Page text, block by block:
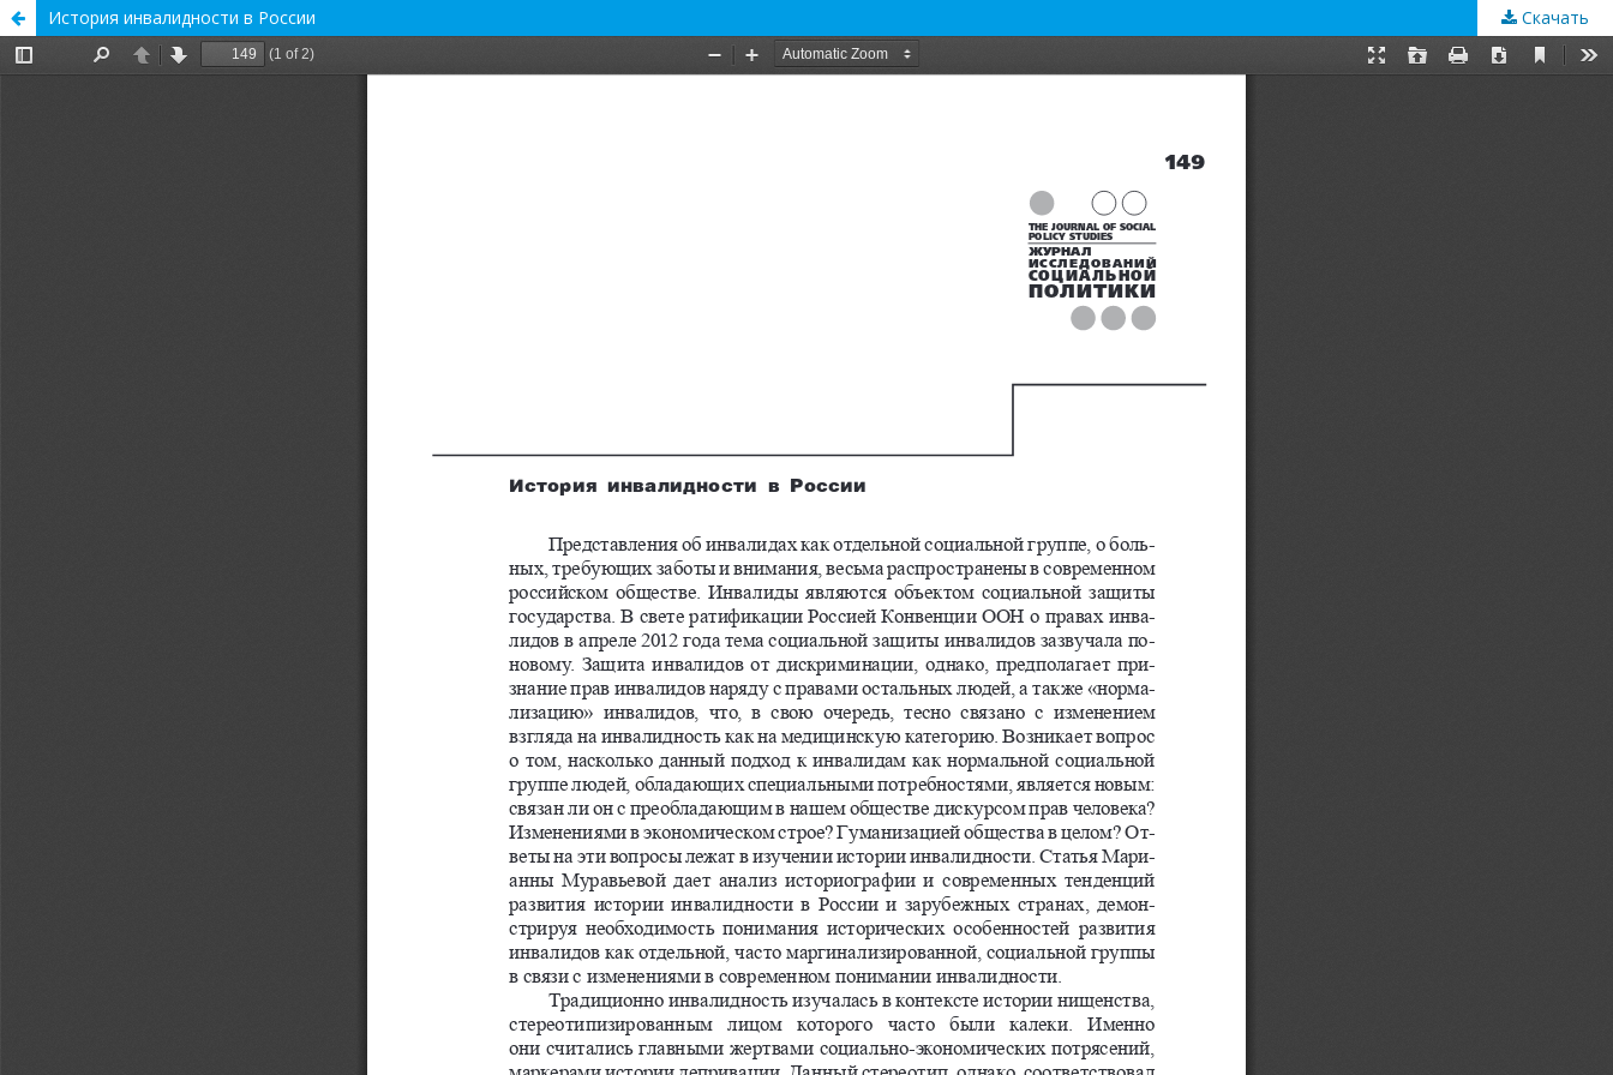
История инвалидности в России Скачать